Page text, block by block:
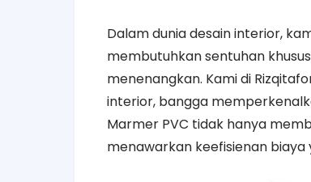
Dalam dunia desain interior,
membutuhkan sentuhan
menenangkan. Kami di
interior, bangga
Marmer PVC tidak hanya
menawarkan keefisienan biaya